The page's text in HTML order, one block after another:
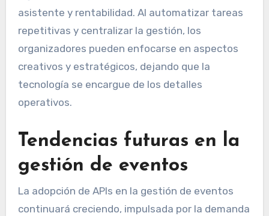
asistente y rentabilidad. Al automatizar tareas
repetitivas y centralizar la gestión, los
organizadores pueden enfocarse en aspectos
creativos y estratégicos, dejando que la
tecnología se encargue de los detalles
operativos.
Tendencias futuras en la
gestión de eventos
La adopción de APIs en la gestión de eventos
continuará creciendo, impulsada por la demanda